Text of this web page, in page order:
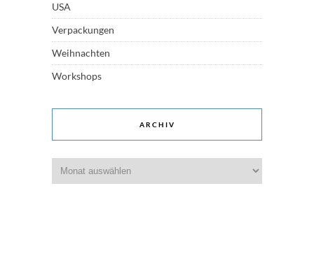
USA
Verpackungen
Weihnachten
Workshops
ARCHIV